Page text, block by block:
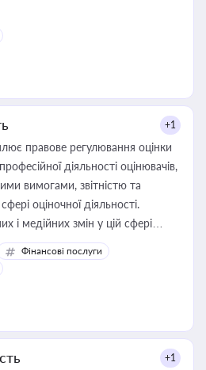
+1
правове регулювання оцінки
діяльності оцінювачів,
вимогами, звітністю та
оціночної діяльності.
і медійних змін у цій сфері
керівника, юриста або
приватизації, оренди
угод і перевірки
діяльності
Фінансові послуги
+1